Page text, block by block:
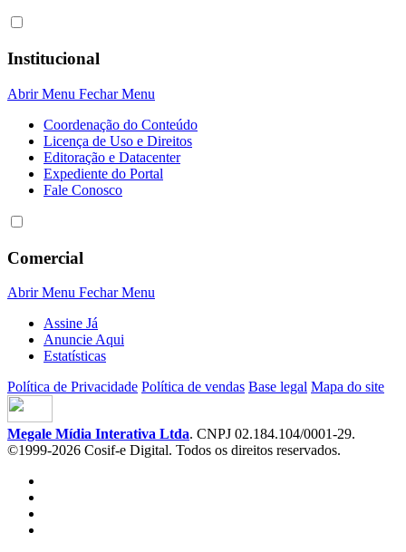
Institucional
Abrir Menu Fechar Menu
Coordenação do Conteúdo
Licença de Uso e Direitos
Editoração e Datacenter
Expediente do Portal
Fale Conosco
Comercial
Abrir Menu Fechar Menu
Assine Já
Anuncie Aqui
Estatísticas
Política de Privacidade Política de vendas Base legal Mapa do site
Megale Mídia Interativa Ltda. CNPJ 02.184.104/0001-29.
©1999-2026 Cosif-e Digital. Todos os direitos reservados.